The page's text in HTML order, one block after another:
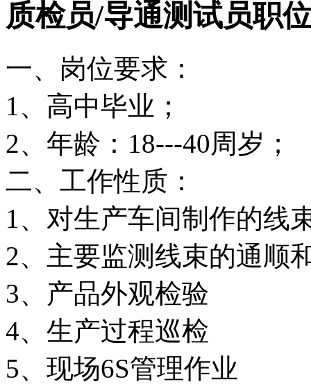
质检员/导通测试员职
一、岗位要求：
1、高中毕业；
2、年龄：18---40周岁；
二、工作性质：
1、对生产车间制作的线
2、主要监测线束的通顺
3、产品外观检验
4、生产过程巡检
5、现场6S管理作业